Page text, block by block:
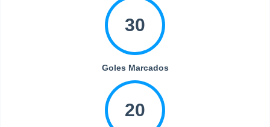
30
Goles Marcados
20